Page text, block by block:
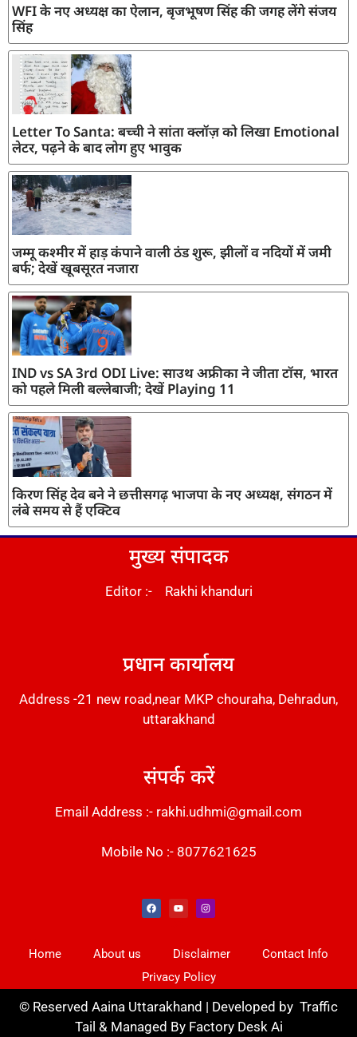
WFI के नए अध्यक्ष का ऐलान, बृजभूषण सिंह की जगह लेंगे संजय
सिंह
Letter To Santa: बच्ची ने सांता क्लॉज़ को लिखा Emotional
लेटर, पढ़ने के बाद लोग हुए भावुक
जम्मू कश्मीर में हाड़ कंपाने वाली ठंड शुरू, झीलों व नदियों में जमी
बर्फ; देखें खूबसूरत नजारा
IND vs SA 3rd ODI Live: साउथ अफ्रीका ने जीता टॉस, भारत
को पहले मिली बल्लेबाजी; देखें Playing 11
किरण सिंह देव बने ने छत्तीसगढ़ भाजपा के नए अध्यक्ष, संगठन में
लंबे समय से हैं एक्टिव
मुख्य संपादक
Editor :- Rakhi khanduri
प्रधान कार्यालय
Address -21 new road,near MKP chouraha, Dehradun,
uttarakhand
संपर्क करें
Email Address :- rakhi.udhmi@gmail.com
Mobile No :- 8077621625
Home About us Disclaimer
Contact Info
Privacy Policy
© Reserved Aaina Uttarakhand | Developed by Traffic
Tail & Managed By Factory Desk Ai